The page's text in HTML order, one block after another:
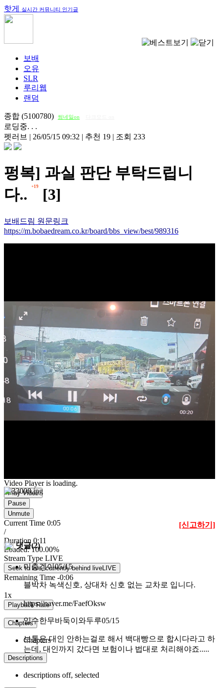
핫게 실시간 커뮤니티 인기글
보배
오유
SLR
루리웹
랜덤
종합 (5100780) 썸네일on
로딩중. . .
펫러브 | 26/05/15 09:32 | 추천 19 | 조회 233
펑복] 과실 판단 부탁드립니
다..
+19 [3]
보배드림 원문링크
https://m.bobaedream.co.kr/board/bbs_view/best/989316
Video Player is loading.
Play Video
Pause
Unmute
Current Time 0:05
/
Duration 0:11
Loaded:100.00%
Stream Type LIVE
Seek to live, currently behind live LIVE
Remaining Time -0:06
1x
Playback Rate
Chapters
Chapters
Descriptions
descriptions off, selected
[신고하기]
댓글(2)
미충겡이05/15
블박차 녹색신호, 상대차 신호 없는 교차로 입니다.
https://naver.me/FaefOksw
임수한무바둑이와두루05/15
보통은 대인 안하는걸로 해서 백대빵으로 합시다라고 하
는데, 대인까지 갔다면 보험이나 법대로 처리해야죠.....